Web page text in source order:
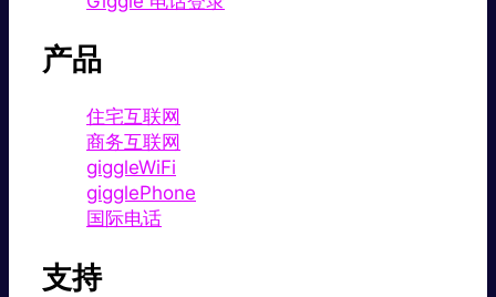
产品
住宅互联网
商务互联网
giggleWiFi
gigglePhone
国际电话
支持